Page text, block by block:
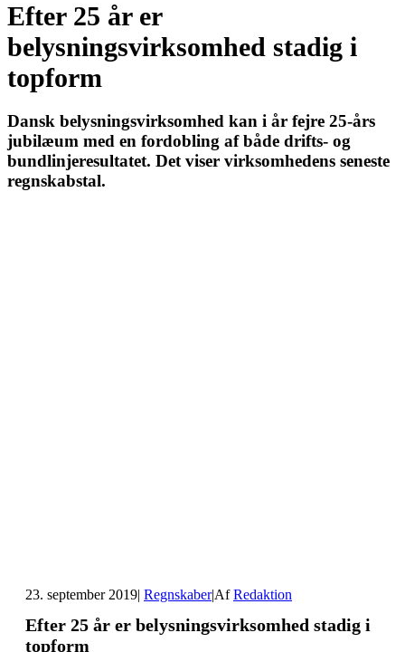
Efter 25 år er
belysningsvirksomhed stadig i
topform
Dansk belysningsvirksomhed kan i år fejre 25-års
jubilæum med en fordobling af både drifts- og
bundlinjeresultatet. Det viser virksomhedens seneste
regnskabstal.
23. september 2019| Regnskaber|AfRedaktion
Efter 25 år er belysningsvirksomhed stadig i
topform